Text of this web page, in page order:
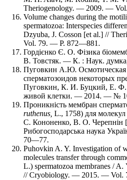
Theriogenology. — 2009. —
Volume changes during the
spermatozoa: Interspecies
Dzyuba, J. Cosson [et al.] //
Vol. 79. — P. 872—881.
Гордієнко Є. О. Фізика
В. Товстяк. — К. : Наук.
Пуговкин А.Ю. Осмотическая
сперматозоидов некоторых
Пуговкин, К. И. Буцкий, Е. Ф.
живой клетки. — 2014. — №
Проникність мембран
ruthenus, L., 1758) для
С. Кононенко, В. О. Черепнін
Рибогосподарська наука
70—77.
Puhovkin A. Y. Investigation of
molecules transfer through
L.) spermatozoa membranes /
// Cryobiology. — 2015. — Vol.